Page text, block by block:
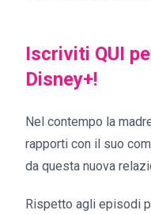
Iscriviti QUI
Disney+!
Nel contempo la
rapporti con il suo
da questa nuova
Rispetto agli episodi